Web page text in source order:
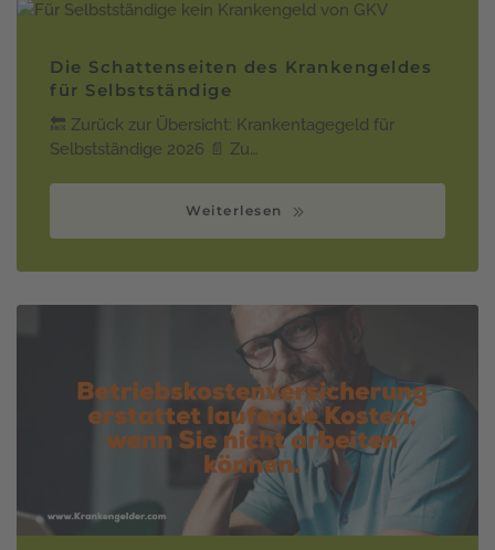
Die Schattenseiten des Krankengeldes
für Selbstständige
🔙 Zurück zur Übersicht: Krankentagegeld für
Selbstständige 2026 📄 Zu…
Weiterlesen